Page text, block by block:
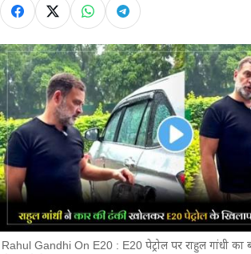
Rahul Gandhi On E20 : E20 पेट्रोल पर राहुल गांधी का